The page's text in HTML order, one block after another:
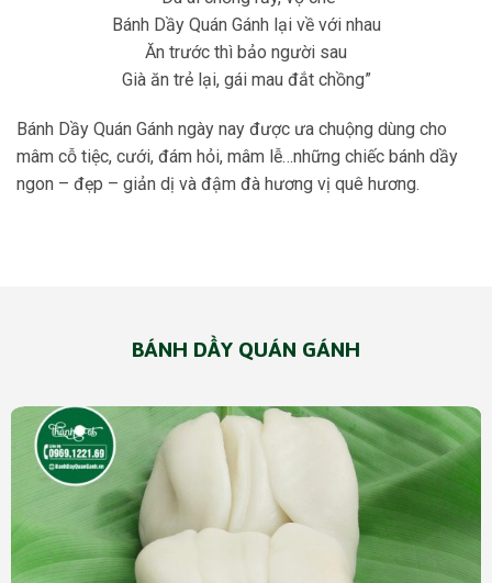
Bánh Dầy Quán Gánh lại về với nhau
Ăn trước thì bảo người sau
Già ăn trẻ lại, gái mau đắt chồng”
Bánh Dầy Quán Gánh ngày nay được ưa chuộng dùng cho
mâm cỗ tiệc, cưới, đám hỏi, mâm lễ…những chiếc bánh dầy
ngon – đẹp – giản dị và đậm đà hương vị quê hương.
BÁNH DẦY QUÁN GÁNH